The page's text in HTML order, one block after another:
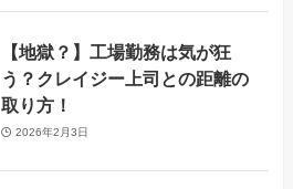
【地獄？】工場勤務は気が狂
う？クレイジー上司との距離の
取り方！
2026年2月3日